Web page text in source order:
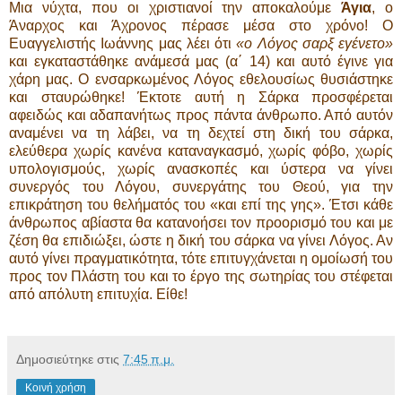
Μια νύχτα, που οι χριστιανοί την αποκαλούμεΆγια, ο
Άναρχος και Άχρονος πέρασε μέσα στο χρόνο! Ο
Ευαγγελιστής Ιωάννης μας λέει ότι«ο Λόγος σαρξ εγένετο»
και εγκαταστάθηκε ανάμεσά μας (α΄ 14) και αυτό έγινε για
χάρη μας. Ο ενσαρκωμένος Λόγος εθελουσίως θυσιάστηκε
και σταυρώθηκε! Έκτοτε αυτή η Σάρκα προσφέρεται
αφειδώς και αδαπανήτως προς πάντα άνθρωπο. Από αυτόν
αναμένει να τη λάβει, να τη δεχτεί στη δική του σάρκα,
ελεύθερα χωρίς κανένα καταναγκασμό, χωρίς φόβο, χωρίς
υπολογισμούς, χωρίς ανασκοπές και ύστερα να γίνει
συνεργός του Λόγου, συνεργάτης του Θεού, για την
επικράτηση του θελήματός του «και επί της γης». Έτσι κάθε
άνθρωπος αβίαστα θα κατανοήσει τον προορισμό του και με
ζέση θα επιδιώξει, ώστε η δική του σάρκα να γίνει Λόγος. Αν
αυτό γίνει πραγματικότητα, τότε επιτυγχάνεται η ομοίωσή του
προς τον Πλάστη του και το έργο της σωτηρίας του στέφεται
από απόλυτη επιτυχία. Είθε!
Δημοσιεύτηκε στις 7:45 π.μ.
Κοινή χρήση